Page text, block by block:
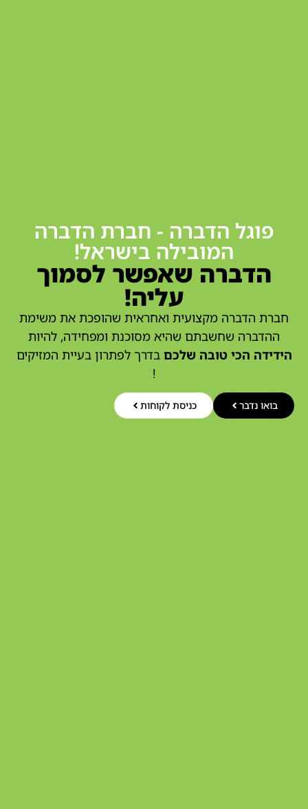
פוגל הדברה - חברת הדברה
המובילה בישראל!
הדברה שאפשר לסמוך
עליה!
חברת הדברה מקצועית ואחראית שהופכת את משימת
ההדברה שחשבתם שהיא מסוכנת ומפחידה, להיות
הידידה הכי טובה שלכם בדרך לפתרון בעיית המזיקים
!
בואו נדבר כניסת לקוחות